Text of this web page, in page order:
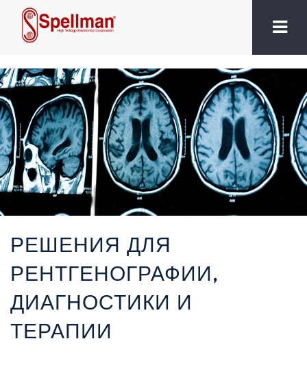
РЕШЕНИЯ ДЛЯ
РЕНТГЕНОГРАФИИ,
ДИАГНОСТИКИ И
ТЕРАПИИ